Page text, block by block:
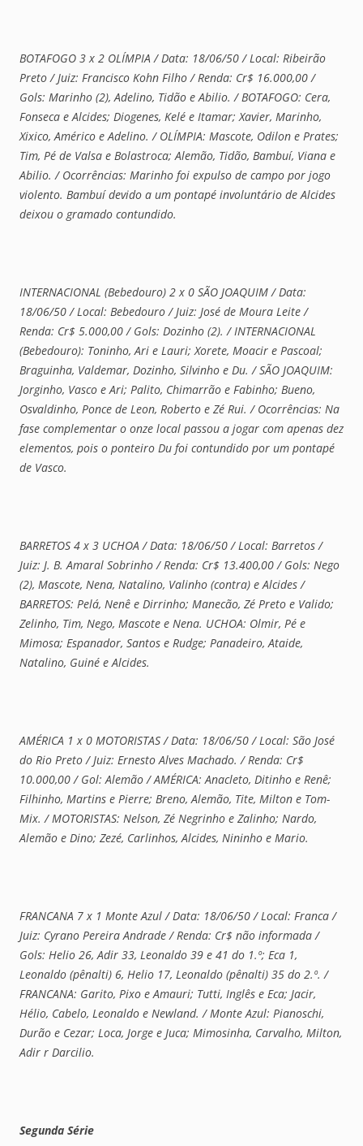
BOTAFOGO 3 x 2 OLÍMPIA / Data: 18/06/50 / Local: Ribeirão
Preto / Juiz: Francisco Kohn Filho / Renda: Cr$ 16.000,00 /
Gols: Marinho (2), Adelino, Tidão e Abilio. / BOTAFOGO: Cera,
Fonseca e Alcides; Diogenes, Kelé e Itamar; Xavier, Marinho,
Xixico, Américo e Adelino. / OLÍMPIA: Mascote, Odilon e Prates;
Tim, Pé de Valsa e Bolastroca; Alemão, Tidão, Bambuí, Viana e
Abilio. / Ocorrências: Marinho foi expulso de campo por jogo
violento. Bambuí devido a um pontapé involuntário de Alcides
deixou o gramado contundido.
INTERNACIONAL (Bebedouro) 2 x 0 SÃO JOAQUIM / Data:
18/06/50 / Local: Bebedouro / Juiz: José de Moura Leite /
Renda: Cr$ 5.000,00 / Gols: Dozinho (2). / INTERNACIONAL
(Bebedouro): Toninho, Ari e Lauri; Xorete, Moacir e Pascoal;
Braguinha, Valdemar, Dozinho, Silvinho e Du. / SÃO JOAQUIM:
Jorginho, Vasco e Ari; Palito, Chimarrão e Fabinho; Bueno,
Osvaldinho, Ponce de Leon, Roberto e Zé Rui. / Ocorrências: Na
fase complementar o onze local passou a jogar com apenas dez
elementos, pois o ponteiro Du foi contundido por um pontapé
de Vasco.
BARRETOS 4 x 3 UCHOA / Data: 18/06/50 / Local: Barretos /
Juiz: J. B. Amaral Sobrinho / Renda: Cr$ 13.400,00 / Gols: Nego
(2), Mascote, Nena, Natalino, Valinho (contra) e Alcides /
BARRETOS: Pelá, Nenê e Dirrinho; Manecão, Zé Preto e Valido;
Zelinho, Tim, Nego, Mascote e Nena. UCHOA: Olmir, Pé e
Mimosa; Espanador, Santos e Rudge; Panadeiro, Ataide,
Natalino, Guiné e Alcides.
AMÉRICA 1 x 0 MOTORISTAS / Data: 18/06/50 / Local: São José
do Rio Preto / Juiz: Ernesto Alves Machado. / Renda: Cr$
10.000,00 / Gol: Alemão / AMÉRICA: Anacleto, Ditinho e Renê;
Filhinho, Martins e Pierre; Breno, Alemão, Tite, Milton e Tom-
Mix. / MOTORISTAS: Nelson, Zé Negrinho e Zalinho; Nardo,
Alemão e Dino; Zezé, Carlinhos, Alcides, Nininho e Mario.
FRANCANA 7 x 1 Monte Azul / Data: 18/06/50 / Local: Franca /
Juiz: Cyrano Pereira Andrade / Renda: Cr$ não informada /
Gols: Helio 26, Adir 33, Leonaldo 39 e 41 do 1.º; Eca 1,
Leonaldo (pênalti) 6, Helio 17, Leonaldo (pênalti) 35 do 2.º. /
FRANCANA: Garito, Pixo e Amauri; Tutti, Inglês e Eca; Jacir,
Hélio, Cabelo, Leonaldo e Newland. / Monte Azul: Pianoschi,
Durão e Cezar; Loca, Jorge e Juca; Mimosinha, Carvalho, Milton,
Adir r Darcilio.
Segunda Série